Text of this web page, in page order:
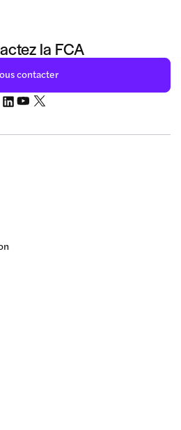
la FCA
contacter